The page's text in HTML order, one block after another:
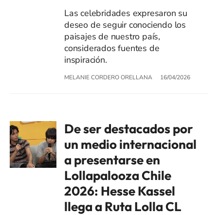
Las celebridades expresaron su
deseo de seguir conociendo los
paisajes de nuestro país,
considerados fuentes de
inspiración.
MELANIE CORDERO ORELLANA 16/04/2026
De ser destacados por
un medio internacional
a presentarse en
Lollapalooza Chile
2026: Hesse Kassel
llega a Ruta Lolla CL